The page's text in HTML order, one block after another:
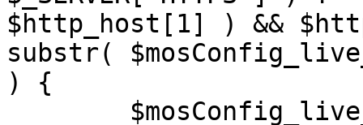
$http_host[1] ) &&
substr(
) {